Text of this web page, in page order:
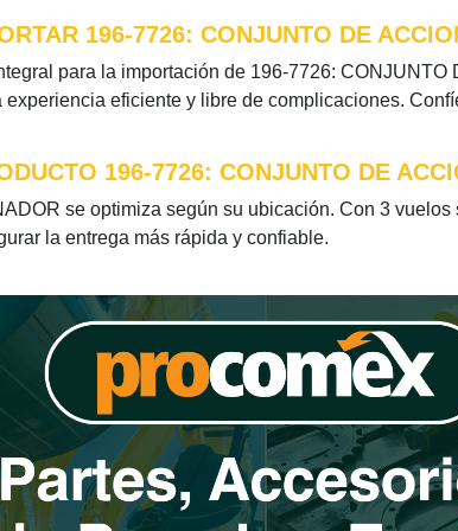
196-7726: CONJUNTO DE
para la importación de 196-7726:
eficiente y libre de complicaciones.
196-7726: CONJUNTO DE
se optimiza según su ubicación. Con 3
la entrega más rápida y confiable.